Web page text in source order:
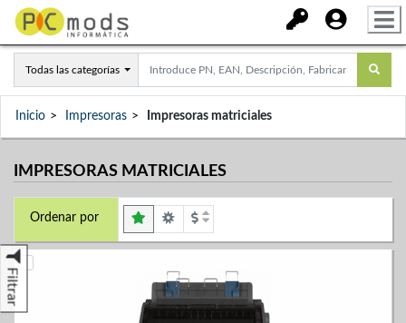
Todas las categorías
Inicio Impresoras Impresoras matriciales
IMPRESORAS MATRICIALES
Filtrar
Ordenar por